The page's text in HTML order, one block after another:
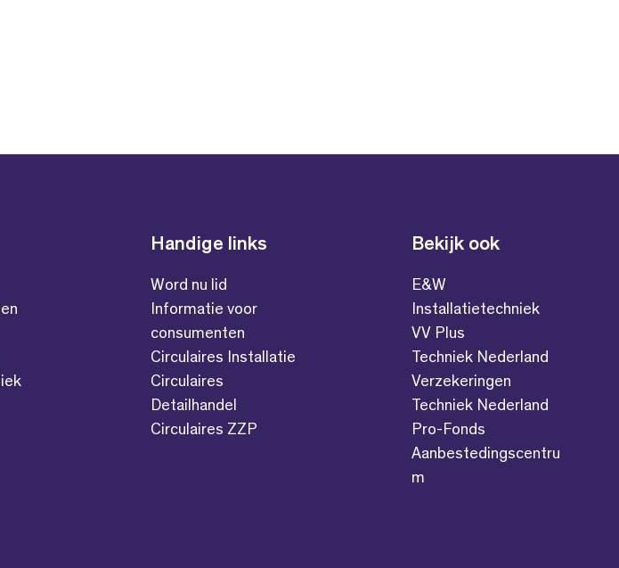
Handige links
Word nu lid
Informatie voor
consumenten
Circulaires Installatie
Circulaires
Detailhandel
Circulaires ZZP
Bekijk ook
E&W
Installatietechniek
VV Plus
Techniek Nederland
Verzekeringen
Techniek Nederland
Pro-Fonds
Aanbestedingscentru
m